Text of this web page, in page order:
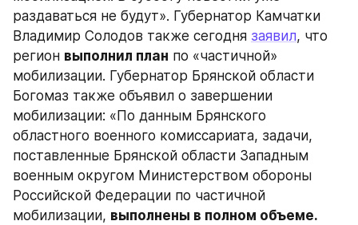
раздаваться не будут». Губернатор Камчатки
Владимир Солодов также сегодня заявил, что
регион выполнил план по «частичной»
мобилизации. Губернатор Брянской области
Богомаз также объявил о завершении
мобилизации: «По данным Брянского
областного военного комиссариата, задачи,
поставленные Брянской области Западным
военным округом Министерством обороны
Российской Федерации по частичной
мобилизации, выполнены в полном объеме.